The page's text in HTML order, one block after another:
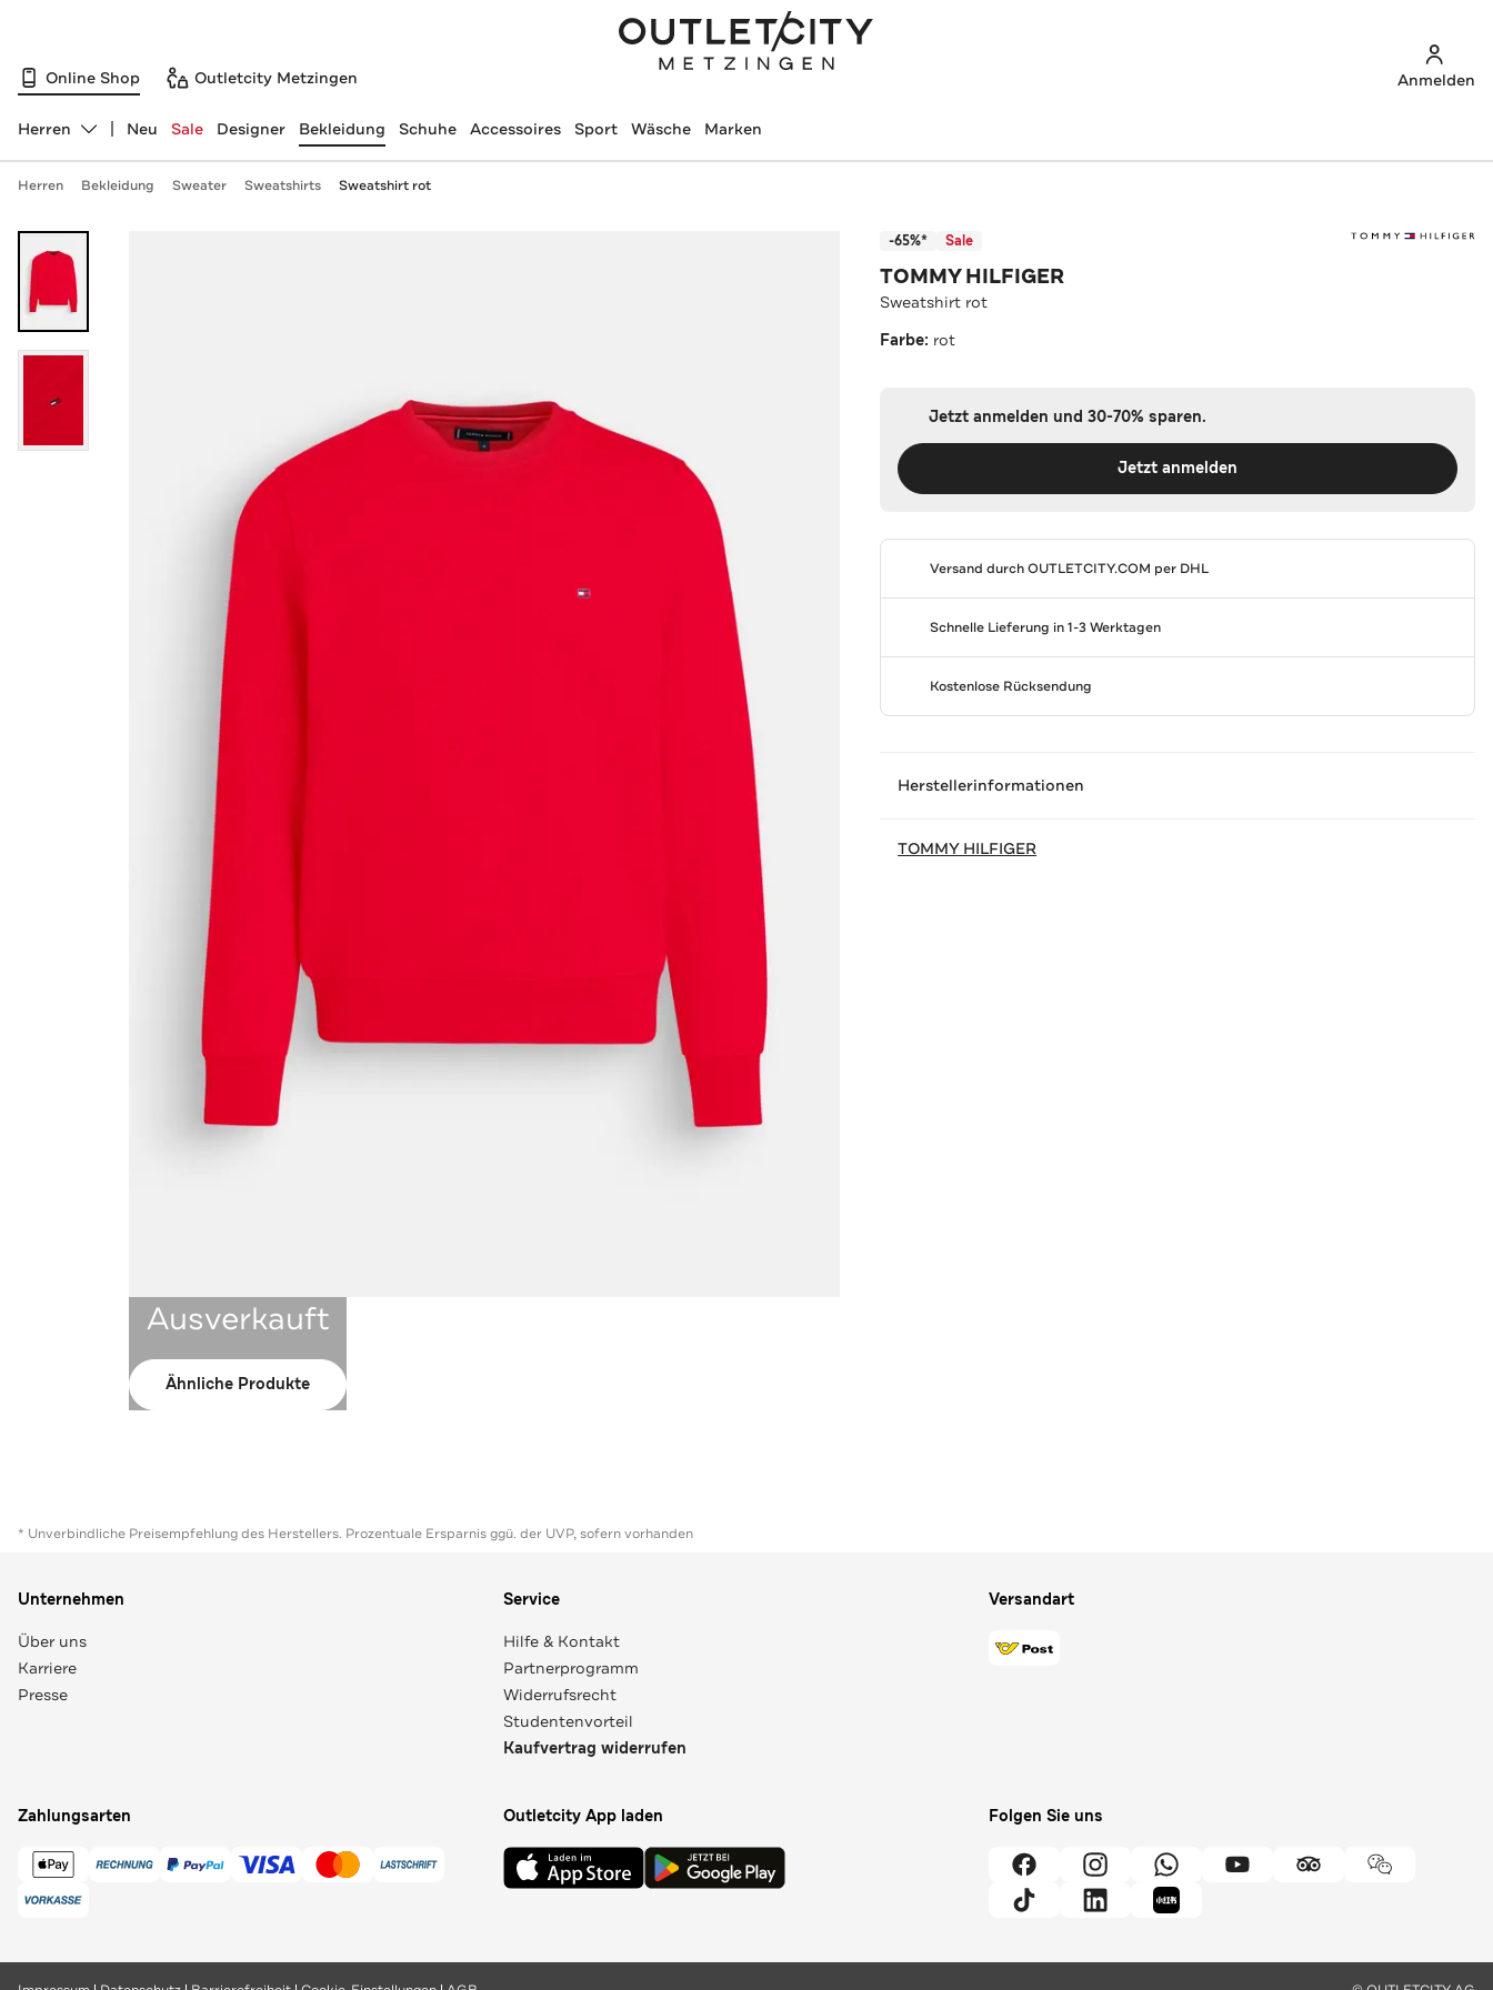
Online Shop Outletcity Metzingen Anmelden
Abteilung ändern, ausgewählt:
Herren Neu Sale Designer Bekleidung Schuhe Accessoires Sport Wäsche Marken
Herren Bekleidung Sweater Sweatshirts Sweatshirt rot
Ausverkauft
Ähnliche Produkte
-65%* Sale
TOMMY HILFIGER
Sweatshirt rot
Farbe: rot
Jetzt anmelden und 30-70% sparen.
Jetzt anmelden
Versand durchOUTLETCITY.COM per DHL
Schnelle Lieferung in 1-3 Werktagen
Kostenlose Rücksendung
Herstellerinformationen
TOMMY HILFIGER
* Unverbindliche Preisempfehlung des Herstellers. Prozentuale Ersparnis ggü. der UVP, sofern vorhanden
Unternehmen
Über uns
Karriere
Presse
Service
Hilfe & Kontakt
Partnerprogramm
Widerrufsrecht
Studentenvorteil
Kaufvertrag widerrufen
Versandart
Zahlungsarten Outletcity App laden Folgen Sie uns